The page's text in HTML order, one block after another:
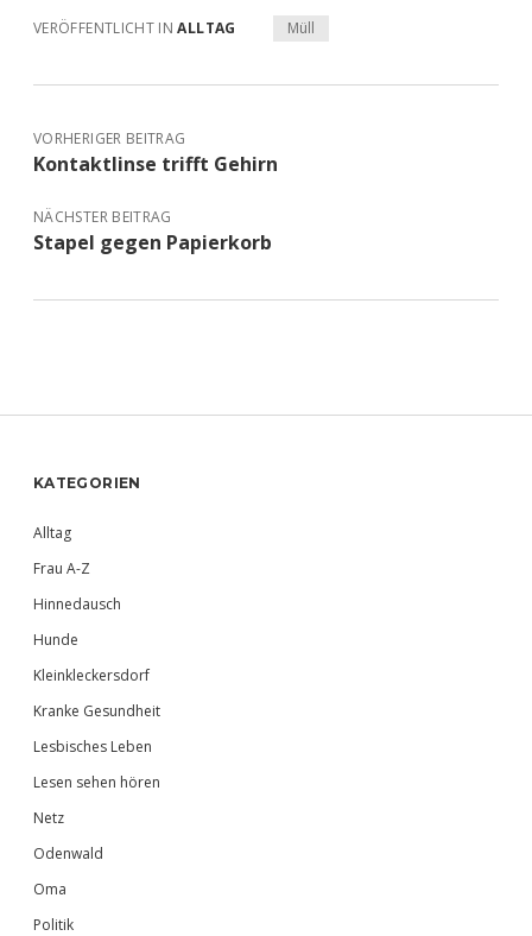
VERÖFFENTLICHT INALLTAG Müll
VORHERIGER BEITRAG
Kontaktlinse trifft Gehirn
NÄCHSTER BEITRAG
Stapel gegen Papierkorb
Sidebar
KATEGORIEN
Alltag
Frau A-Z
Hinnedausch
Hunde
Kleinkleckersdorf
Kranke Gesundheit
Lesbisches Leben
Lesen sehen hören
Netz
Odenwald
Oma
Politik